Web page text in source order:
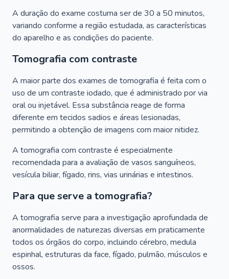
A duração do exame costuma ser de 30 a 50 minutos,
variando conforme a região estudada, as características
do aparelho e as condições do paciente.
Tomografia com contraste
A maior parte dos exames de tomografia é feita com o
uso de um contraste iodado, que é administrado por via
oral ou injetável. Essa substância reage de forma
diferente em tecidos sadios e áreas lesionadas,
permitindo a obtenção de imagens com maior nitidez.
A tomografia com contraste é especialmente
recomendada para a avaliação de vasos sanguíneos,
vesícula biliar, fígado, rins, vias urinárias e intestinos.
Para que serve a tomografia?
A tomografia serve para a investigação aprofundada de
anormalidades de naturezas diversas em praticamente
todos os órgãos do corpo, incluindo cérebro, medula
espinhal, estruturas da face, fígado, pulmão, músculos e
ossos.